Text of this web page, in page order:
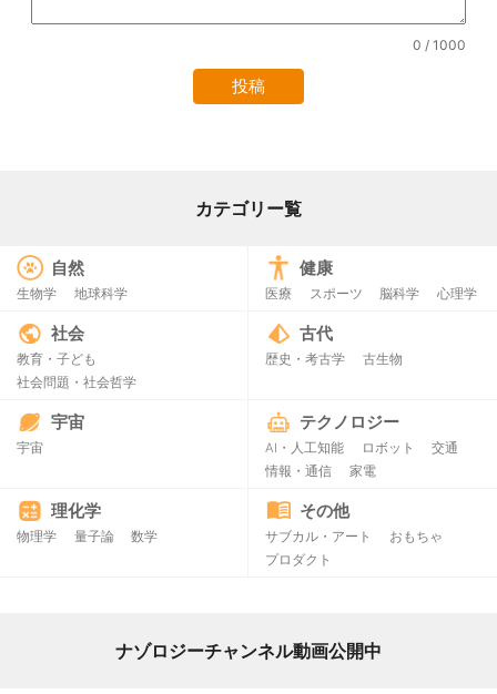
0 / 1000
カテゴリー覧
自然
生物学 地球科学
健康
医療 スポーツ 脳科学 心理学
社会
教育・子ども
社会問題・社会哲学
古代
歴史・考古学 古生物
宇宙
宇宙
テクノロジー
AI・人工知能 ロボット
交通
情報・通信
家電
理化学
物理学 量子論 数学
その他
サブカル・アート
おもちゃ
プロダクト
ナゾロジーチャンネル動画公開中